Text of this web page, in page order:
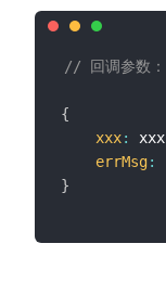
// 回调参数：
{
xxx: xxx
errMsg:
}